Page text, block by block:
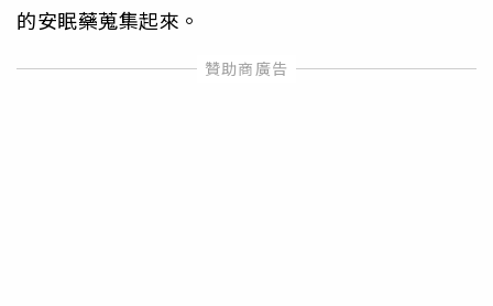
的安眠藥蒐集起來。